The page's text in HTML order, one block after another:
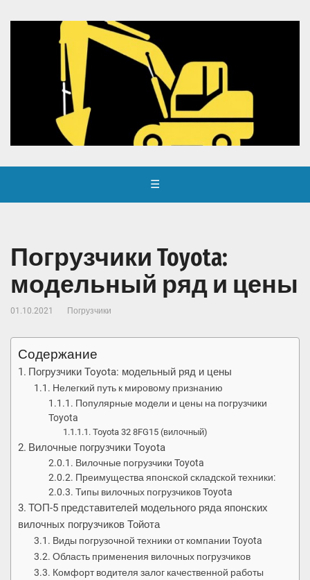
☰
Погрузчики Toyota:
модельный ряд и цены
01.10.2021 Погрузчики
Содержание
Погрузчики Toyota: модельный ряд и цены
Нелегкий путь к мировому признанию
Популярные модели и цены на погрузчики
Toyota
Toyota 32 8FG15 (вилочный)
Вилочные погрузчики Toyota
Вилочные погрузчики Toyota
Преимущества японской складской техники:
Типы вилочных погрузчиков Toyota
ТОП-5 представителей модельного ряда японских
вилочных погрузчиков Тойота
Виды погрузочной техники от компании Toyota
Область применения вилочных погрузчиков
Комфорт водителя залог качественной работы